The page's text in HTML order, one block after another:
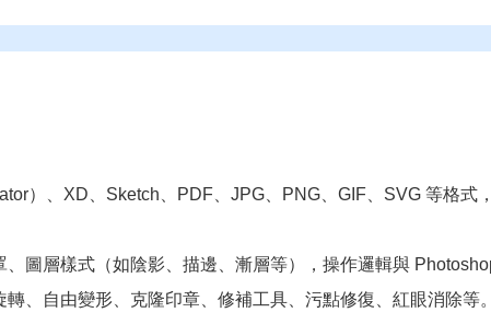
）、XD、Sketch、PDF、JPG、PNG、GIF、SVG 等格式
圖層樣式（如陰影、描邊、漸層等），操作邏輯與
、自由變形、克隆印章、修補工具、污點修復、紅眼消除等。